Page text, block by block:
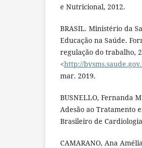
e Nutricional, 2012.
BRASIL. Ministério da
Educação na Saúde.
regulação do trabalho,
<http://
mar. 2019.
BUSNELLO, Fernanda
Adesão ao Tratamento
Brasileiro de
CAMARANO, Ana